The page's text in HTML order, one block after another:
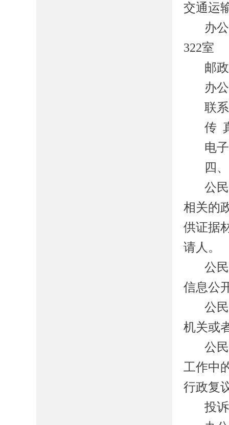
交通运
办
322室
邮
办
联
传
电
四、
公
相关的
供证据
请人。
公
信息公
公
机关或
公
工作中
行政复
投